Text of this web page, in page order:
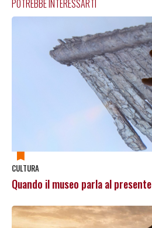
POTREBBE INTERESSARTI
CULTURA
Quando il museo parla al presente